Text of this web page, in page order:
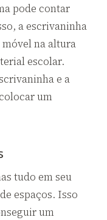
pode contar
a escrivaninha
móvel na altura
escolar.
e a
um
tudo em seu
espaços. Isso
um